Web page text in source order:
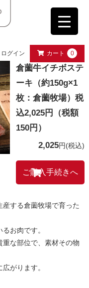
ログイン カート 0
倉薗牛イチボステ
ーキ（約150g×1
枚：倉薗牧場）税
込2,025円（税額
150円）
2,025円(税込)
する倉薗牧場で育った
お肉です。
な部位で、素材その物
がります。